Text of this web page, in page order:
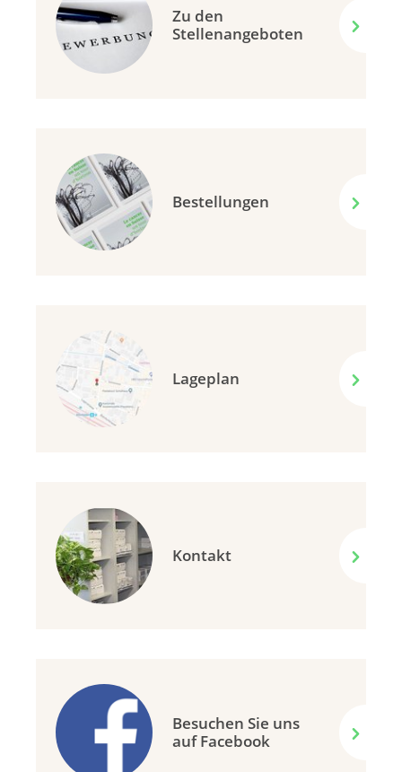
Zu den
Stellenangeboten
Bestellungen
Lageplan
Kontakt
Besuchen Sie uns
auf Facebook